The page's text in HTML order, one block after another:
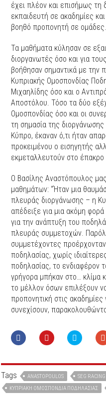
έχει πλέον και επισήμως τη
εκπαιδευτή σε ακαδημίες
βοηθό προπονητή σε ομάδες.
Τα μαθήματα κύλησαν σε
διοργανωτές όσο και για
βοήθησαν σημαντικά με την
Κυπριακής Ομοσπονδίας
Μιχαηλίδης όσο και ο
Αποστόλου. Τόσο τα δύο
Ομοσπονδίας όσο και οι
τη σημασία της
Κύπρο, έκαναν ό,τι ήταν
προκειμένου ο εισηγητής
εκμεταλλευτούν στο
Ο Βασίλης Αναστόπουλος
μαθημάτων: “Ήταν μια
πλευράς διοργάνωσης – η
απέδειξε για μια ακόμη
για την ανάπτυξη του
πλευράς συμμετοχών.
συμμετέχοντες
ποδηλασίας, χωρίς
ποδηλασίας, το ενδιαφέρον
γρήγορα μπήκαν στο… κλίμα
το μέλλον όσων επιλέξουν
προπονητική στις
συνεχίσουν,
Tags ANASTOPOULOS SEG RACING
ΚΥΠΡΙΑΚΉ ΟΜΟΣΠΟΝΔΊΑ ΠΟΔΗΛΑΣΊΑΣ